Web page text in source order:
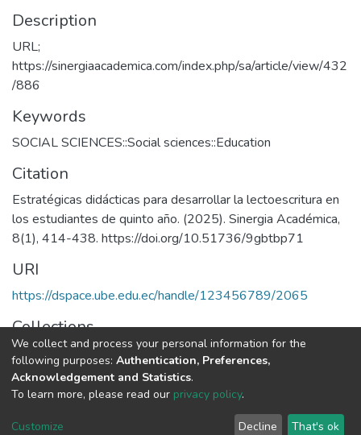
Description
URL;
https://sinergiaacademica.com/index.php/sa/article/view/432
/886
Keywords
SOCIAL SCIENCES::Social sciences::Education
Citation
Estratégicas didácticas para desarrollar la lectoescritura en
los estudiantes de quinto año. (2025). Sinergia Académica,
8(1), 414-438. https://doi.org/10.51736/9gbtbp71
URI
https://dspace.ube.edu.ec/handle/123456789/2065
Collections
Artículos Científicos
Full item page
We collect and process your personal information for the
following purposes: Authentication, Preferences,
Acknowledgement and Statistics.
To learn more, please read our privacy policy.
Customize Decline That's ok